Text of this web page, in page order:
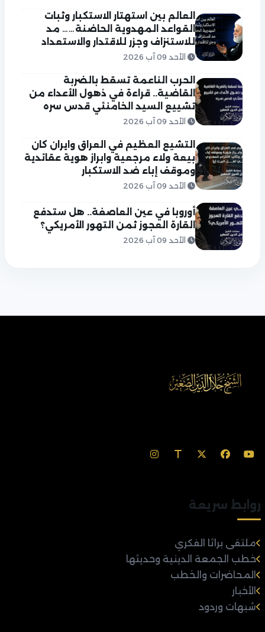
العالم بين استهتار الاستكبار وثبات
القواعد المهدوية الحاضنة…… مد
للاستنزاف وجزر للاقتدار والاستعداد
الأحد 09 آب 2026
الحرب الناعمة تسقط بالضربة
القاضية.. قراءة في ذهول الأعداء من
تشييع السيد الخامنئي قدس سره
الأحد 09 آب 2026
التشيع العظيم في العراق وايران كان
بيعة ولاء مرجعية وابراز هوية عقائدية
وموقف إباء ضد الاستكبار
الأحد 09 آب 2026
أوروبا في عين العاصفة.. هل ستدفع
القارة العجوز ثمن التهور الأمريكي؟
الأحد 09 آب 2026
روابط سريعة
ملتقى براثا الفكري
خطب الجمعة الدينية وحديثها
المحاضرات والخطب
الأخبار
شبهات وردود